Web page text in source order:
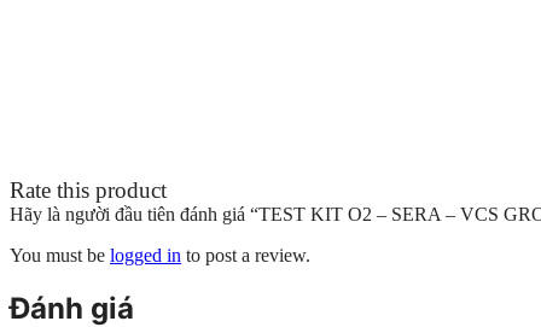
Rate this product
Hãy là người đầu tiên đánh giá “TEST KIT O2 – SERA – VCS
You must be logged in to post a review.
Đánh giá